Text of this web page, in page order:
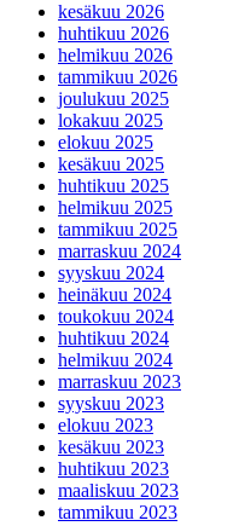
kesäkuu 2026
huhtikuu 2026
helmikuu 2026
tammikuu 2026
joulukuu 2025
lokakuu 2025
elokuu 2025
kesäkuu 2025
huhtikuu 2025
helmikuu 2025
tammikuu 2025
marraskuu 2024
syyskuu 2024
heinäkuu 2024
toukokuu 2024
huhtikuu 2024
helmikuu 2024
marraskuu 2023
syyskuu 2023
elokuu 2023
kesäkuu 2023
huhtikuu 2023
maaliskuu 2023
tammikuu 2023